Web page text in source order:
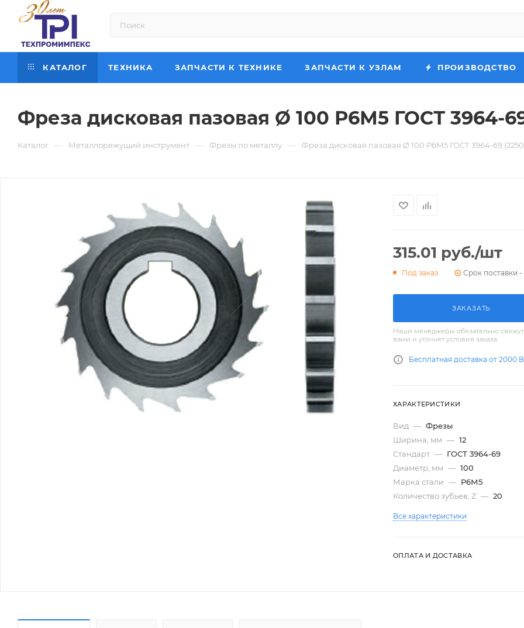
КАТАЛОГ ТЕХНИКА ЗАПЧАСТИ К ТЕХНИКЕ ЗАПЧАСТИ К УЗЛАМ ПРОИЗВОДСТВО
Фреза дисковая пазовая Ø 100 Р6М5 ГОСТ 3964-
Каталог — Металлорежущий инструмент — Фрезы по металлу — Фреза дисковая пазовая Ø 100 Р6М5 ГОСТ 3964-69
315.01 руб./шт
Под заказ Срок поставки -
ЗАКАЗАТЬ
Наши менеджеры обязательно
вами и уточнят условия заказа
Бесплатная доставка от 2000
ХАРАКТЕРИСТИКИ
Вид — Фрезы
Ширина, мм — 12
Стандарт — ГОСТ 3964-69
Диаметр, мм — 100
Марка стали — Р6М5
Количество зубьев, Z — 20
Все характеристики
ОПЛАТА И ДОСТАВКА